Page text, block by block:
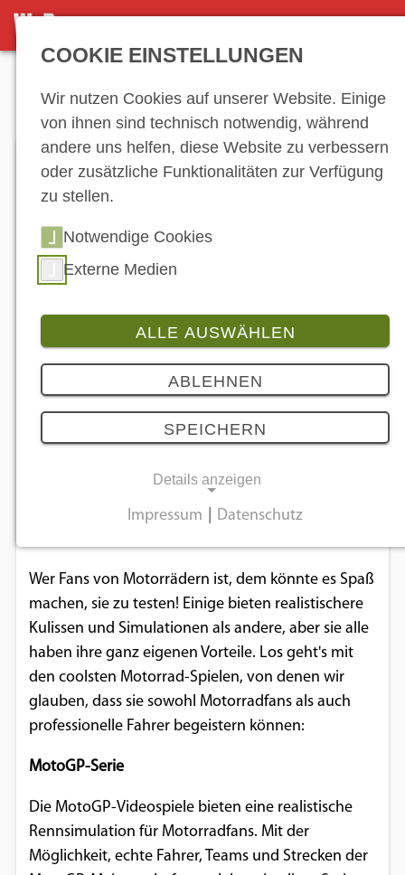
DETAILSEITE
3 Bilder
Die coolsten motorradbezogenen
Spiele
25.09.2023
Es gibt viel mehr Spiele, die sich um das Thema
Wer Fans von Motorrädern ist, dem könnte es Spaß
machen, sie zu testen! Einige bieten realistischere
Kulissen und Simulationen als andere, aber sie alle
haben ihre ganz eigenen Vorteile. Los geht's mit
den coolsten Motorrad-Spielen, von denen wir
glauben, dass sie sowohl Motorradfans als auch
professionelle Fahrer begeistern können:
MotoGP-Serie
Die MotoGP-Videospiele bieten eine realistische
Rennsimulation für Motorradfans. Mit der
Möglichkeit, echte Fahrer, Teams und Strecken der
COOKIE EINSTELLUNGEN
Wir nutzen Cookies auf unserer Website. Einige
von ihnen sind technisch notwendig, während
andere uns helfen, diese Website zu verbessern
oder zusätzliche Funktionalitäten zur Verfügung
zu stellen.
Notwendige Cookies
Externe Medien
ALLE AUSWÄHLEN
ABLEHNEN
SPEICHERN
Details anzeigen
grundlegende Funktionen und sind für die
einwandfreie Funktion der Website
Einverständnis-Cookie
Name:
Dieser Cookie speichert die ausgewählten
Einverständnis-Optionen des Benutzers
Cookie Laufzeit:
Impressum Datenschutz